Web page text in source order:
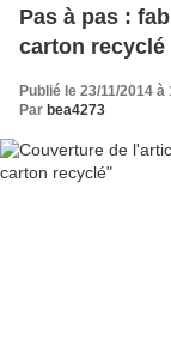
Pas à pas :
carton recyclé
Publié le 23/11/2014 à
Par bea4273